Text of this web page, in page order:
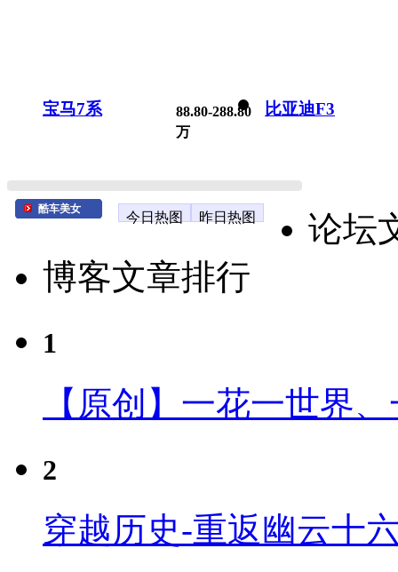
宝马7系
88.80-288.80
万
比亚迪F3
酷车美女
今日热图 昨日热图
论坛
博客文章排行
1
【原创】一花一世界
2
穿越历史-重返幽云十